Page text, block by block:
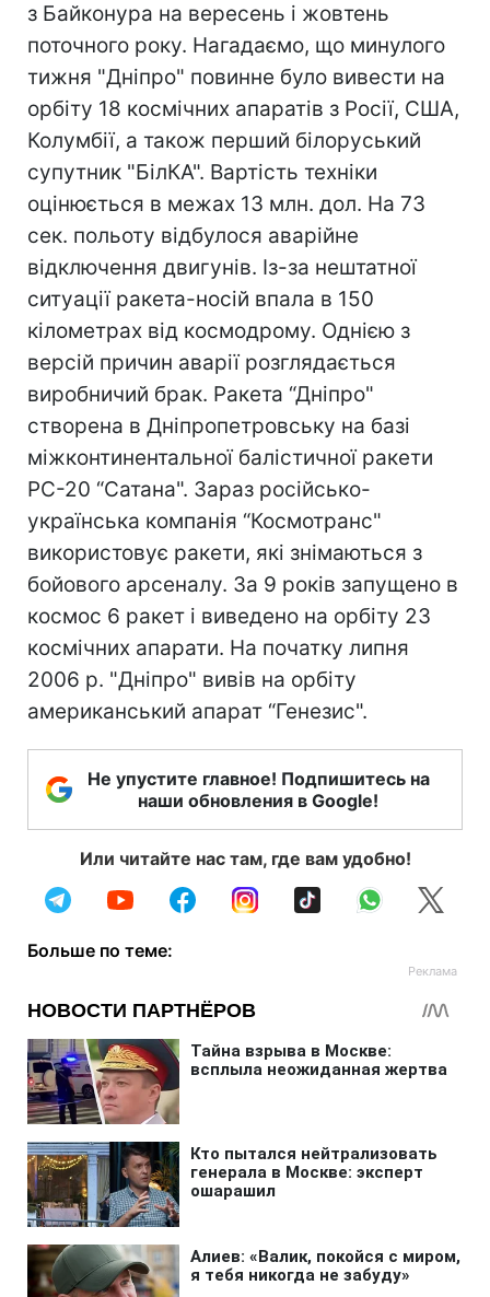
з Байконура на вересень і жовтень
поточного року. Нагадаємо, що минулого
тижня "Дніпро" повинне було вивести на
орбіту 18 космічних апаратів з Росії, США,
Колумбії, а також перший білоруський
супутник "БілКА". Вартість техніки
оцінюється в межах 13 млн. дол. На 73
сек. польоту відбулося аварійне
відключення двигунів. Із-за нештатної
ситуації ракета-носій впала в 150
кілометрах від космодрому. Однією з
версій причин аварії розглядається
виробничий брак. Ракета “Дніпро"
створена в Дніпропетровську на базі
міжконтинентальної балістичної ракети
РС-20 “Сатана". Зараз російсько-
українська компанія “Космотранс"
використовує ракети, які знімаються з
бойового арсеналу. За 9 років запущено в
космос 6 ракет і виведено на орбіту 23
космічних апарати. На початку липня
2006 р. "Дніпро" вивів на орбіту
американський апарат “Генезис".
Не упустите главное! Подпишитесь на
наши обновления в Google!
Или читайте нас там, где вам удобно!
Больше по теме: